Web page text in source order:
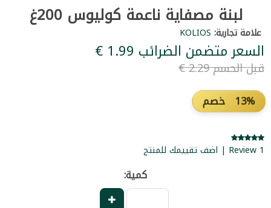
لبنة مصفاية ناعمة كوليوس 200غ
علامة تجارية: KOLIOS
السعر متضمن الضرائب ‏1.99 €
قبل الحسم ‏2.29 €
13% خصم
1 Review | اضف تقييمك للمنتج
كمية: